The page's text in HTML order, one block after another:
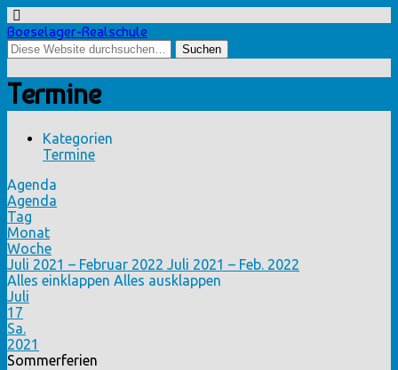
Boeselager-Realschule
Termine
Kategorien
Termine
Agenda
Agenda
Tag
Monat
Woche
Juli 2021 – Februar 2022 Juli 2021 – Feb. 2022
Alles einklappen Alles ausklappen
Juli
17
Sa.
2021
Sommerferien